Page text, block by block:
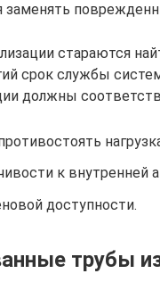
заменять
стараются
срок службы
должны
к внутренней
доступности.
трубы